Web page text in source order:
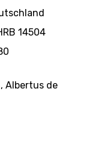
14504
Albertus de